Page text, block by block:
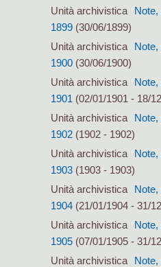
Unità archivistica
1899 (30/06/1899)
Unità archivistica
1900 (30/06/1900)
Unità archivistica
1901 (02/01/1901 - 18/
Unità archivistica
1902 (1902 - 1902)
Unità archivistica
1903 (1903 - 1903)
Unità archivistica
1904 (21/01/1904 - 31/
Unità archivistica
1905 (07/01/1905 - 31/
Unità archivistica